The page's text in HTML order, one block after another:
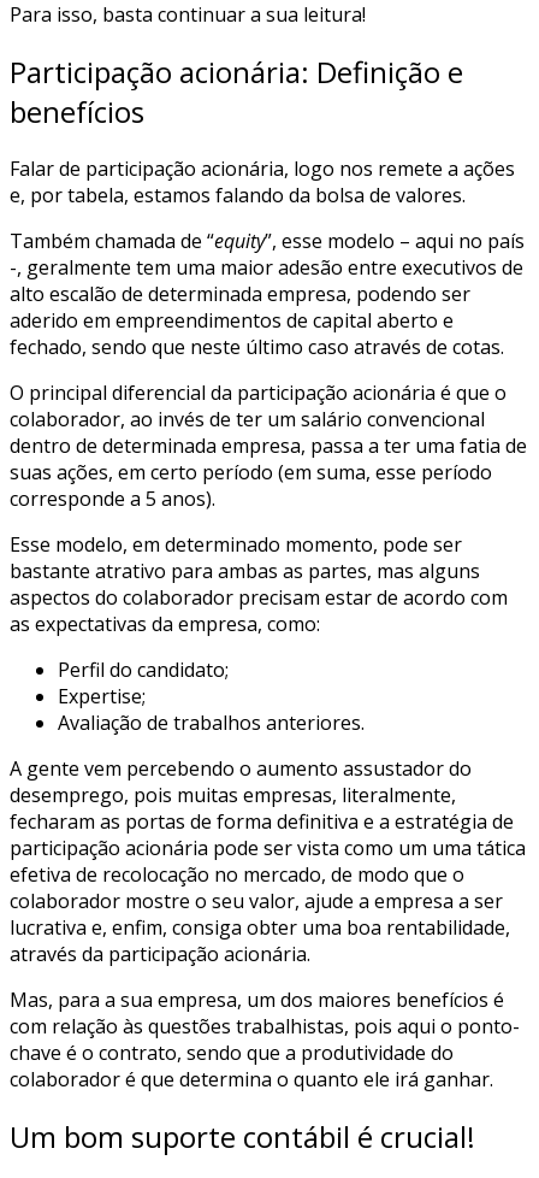
Para isso, basta continuar a sua leitura!
Participação acionária: Definição e
benefícios
Falar de participação acionária, logo nos remete a ações
e, por tabela, estamos falando da bolsa de valores.
Também chamada de “equity”, esse modelo – aqui no país
-, geralmente tem uma maior adesão entre executivos de
alto escalão de determinada empresa, podendo ser
aderido em empreendimentos de capital aberto e
fechado, sendo que neste último caso através de cotas.
O principal diferencial da participação acionária é que o
colaborador, ao invés de ter um salário convencional
dentro de determinada empresa, passa a ter uma fatia de
suas ações, em certo período (em suma, esse período
corresponde a 5 anos).
Esse modelo, em determinado momento, pode ser
bastante atrativo para ambas as partes, mas alguns
aspectos do colaborador precisam estar de acordo com
as expectativas da empresa, como:
Perfil do candidato;
Expertise;
Avaliação de trabalhos anteriores.
A gente vem percebendo o aumento assustador do
desemprego, pois muitas empresas, literalmente,
fecharam as portas de forma definitiva e a estratégia de
participação acionária pode ser vista como um uma tática
efetiva de recolocação no mercado, de modo que o
colaborador mostre o seu valor, ajude a empresa a ser
lucrativa e, enfim, consiga obter uma boa rentabilidade,
através da participação acionária.
Mas, para a sua empresa, um dos maiores benefícios é
com relação às questões trabalhistas, pois aqui o ponto-
chave é o contrato, sendo que a produtividade do
colaborador é que determina o quanto ele irá ganhar.
Um bom suporte contábil é crucial!